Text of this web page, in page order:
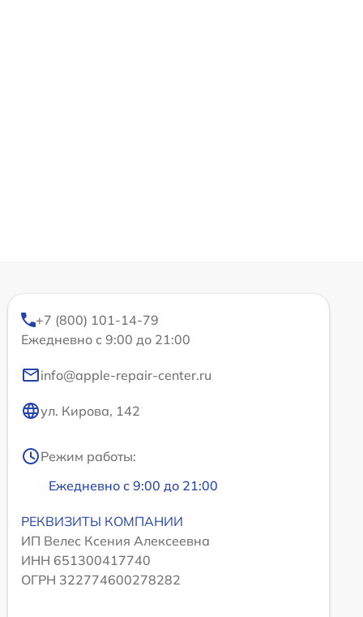
+7 (800) 101-14-79
Ежедневно с 9:00 до 21:00
info@apple-repair-center.ru
ул. Кирова, 142
Режим работы:
Ежедневно с 9:00 до 21:00
РЕКВИЗИТЫ КОМПАНИИ
ИП Велес Ксения Алексеевна
ИНН 651300417740
ОГРН 322774600278282